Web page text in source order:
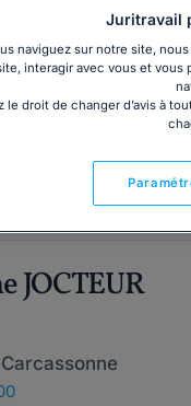
ASSOCIES
et vous
vos questions
JOCTEUR
Juritravail
naviguez sur notre site,
interagir avec vous et vous
le droit de changer d’avis à